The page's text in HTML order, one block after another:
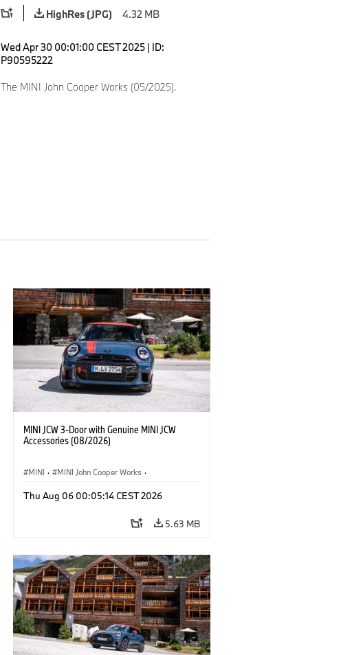
HighRes (JPG)
4.32 MB
Wed Apr 30 00:01:00 CEST 2025 | ID:
P90595222
The MINI John Cooper Works (05/2025).
MINI JCW 3-Door with Genuine MINI JCW
Accessories (08/2026)
MINI · MINI John Cooper Works ·
Optional Extras, Accessories
Thu Aug 06 00:05:14 CEST 2026
5.63 MB